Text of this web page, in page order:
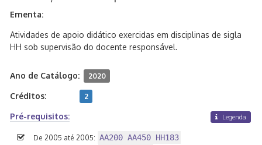
Ementa:
Atividades de apoio didático exercidas em disciplinas de sigla
HH sob supervisão do docente responsável.
Ano de Catálogo: 2020
Créditos: 2
Pré-requisitos: Legenda
De 2005 até 2005: AA200 AA450 HH183